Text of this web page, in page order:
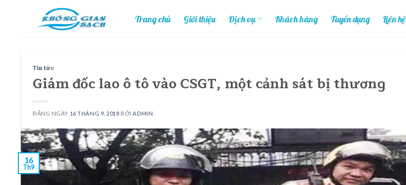
Trang chủ Giới thiệu Dịch vụ Khách hàng Tuyển dụng Liên hệ
Tin tức
Giám đốc lao ô tô vào CSGT, một cảnh sát bị thương
ĐĂNG NGÀY 16 THÁNG 9, 2018 BỞI ADMIN
16
Th9